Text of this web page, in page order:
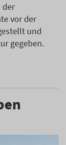
der
vor der
und
gegeben.